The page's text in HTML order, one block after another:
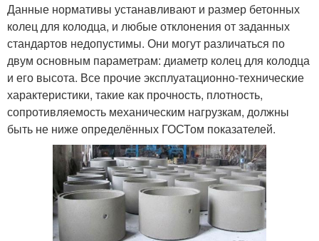
Данные нормативы устанавливают и размер бетонных
колец для колодца, и любые отклонения от заданных
стандартов недопустимы. Они могут различаться по
двум основным параметрам: диаметр колец для колодца
и его высота. Все прочие эксплуатационно-технические
характеристики, такие как прочность, плотность,
сопротивляемость механическим нагрузкам, должны
быть не ниже определённых ГОСТом показателей.